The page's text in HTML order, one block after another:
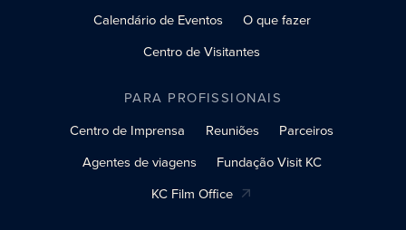
Calendário de Eventos
O que fazer
Centro de Visitantes
PARA PROFISSIONAIS
Centro de Imprensa
Reuniões
Parceiros
Agentes de viagens
Fundação Visit KC
KC Film Office